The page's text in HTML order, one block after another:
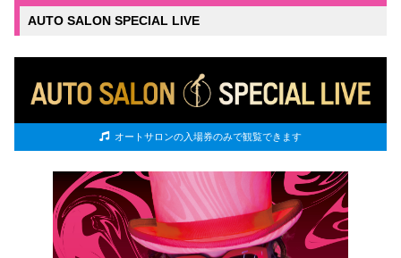
AUTO SALON SPECIAL LIVE
オートサロンの入場券のみで観覧できます